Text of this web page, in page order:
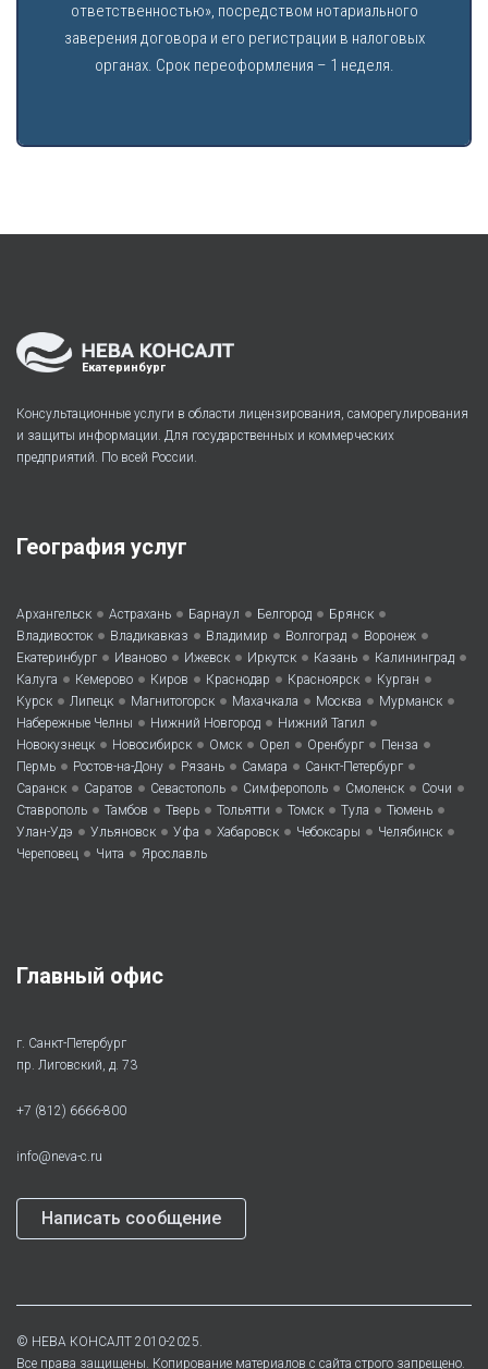
ответственностью», посредством нотариального
заверения договора и его регистрации в налоговых
органах. Срок переоформления – 1 неделя.
Екатеринбург
Консультационные услуги в области лицензирования, саморегулирования
и защиты информации. Для государственных и коммерческих
предприятий. По всей России.
География услуг
Архангельск • Астрахань • Барнаул • Белгород • Брянск •
Владивосток • Владикавказ • Владимир • Волгоград • Воронеж •
Екатеринбург • Иваново • Ижевск • Иркутск • Казань • Калининград •
Калуга • Кемерово • Киров • Краснодар • Красноярск • Курган •
Курск • Липецк • Магнитогорск • Махачкала • Москва • Мурманск •
Набережные Челны • Нижний Новгород • Нижний Тагил •
Новокузнецк • Новосибирск • Омск • Орел • Оренбург • Пенза •
Пермь • Ростов-на-Дону • Рязань • Самара • Санкт-Петербург •
Саранск • Саратов • Севастополь • Симферополь • Смоленск • Сочи •
Ставрополь • Тамбов • Тверь • Тольятти • Томск • Тула • Тюмень •
Улан-Удэ • Ульяновск • Уфа • Хабаровск • Чебоксары • Челябинск •
Череповец • Чита • Ярославль
Главный офис
г. Санкт-Петербург
пр. Лиговский, д. 73
+7 (812) 6666-800
info@neva-c.ru
Написать сообщение
© НЕВА КОНСАЛТ 2010-2025.
Все права защищены. Копирование материалов с сайта строго запрещено.